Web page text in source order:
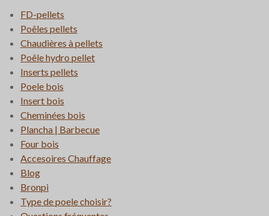
FD-pellets
Poêles pellets
Chaudières à pellets
Poêle hydro pellet
Inserts pellets
Poele bois
Insert bois
Cheminées bois
Plancha | Barbecue
Four bois
Accesoires Chauffage
Blog
Bronpi
Type de poele choisir?